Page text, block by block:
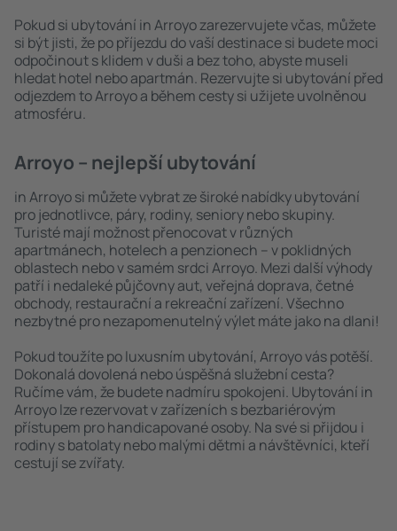
Pokud si ubytování in Arroyo zarezervujete včas, můžete
si být jisti, že po příjezdu do vaší destinace si budete moci
odpočinout s klidem v duši a bez toho, abyste museli
hledat hotel nebo apartmán. Rezervujte si ubytování před
odjezdem to Arroyo a během cesty si užijete uvolněnou
atmosféru.
Arroyo – nejlepší ubytování
in Arroyo si můžete vybrat ze široké nabídky ubytování
pro jednotlivce, páry, rodiny, seniory nebo skupiny.
Turisté mají možnost přenocovat v různých
apartmánech, hotelech a penzionech – v poklidných
oblastech nebo v samém srdci Arroyo. Mezi další výhody
patří i nedaleké půjčovny aut, veřejná doprava, četné
obchody, restaurační a rekreační zařízení. Všechno
nezbytné pro nezapomenutelný výlet máte jako na dlani!
Pokud toužíte po luxusním ubytování, Arroyo vás potěší.
Dokonalá dovolená nebo úspěšná služební cesta?
Ručíme vám, že budete nadmíru spokojeni. Ubytování in
Arroyo lze rezervovat v zařízeních s bezbariérovým
přístupem pro handicapované osoby. Na své si přijdou i
rodiny s batolaty nebo malými dětmi a návštěvníci, kteří
cestují se zvířaty.